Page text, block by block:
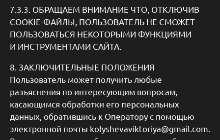
7.3.3. ОБРАЩАЕМ ВНИМАНИЕ ЧТО, ОТКЛЮЧИВ
COOKIE-ФАЙЛЫ, ПОЛЬЗОВАТЕЛЬ НЕ СМОЖЕТ
ПОЛЬЗОВАТЬСЯ НЕКОТОРЫМИ ФУНКЦИЯМИ
И ИНСТРУМЕНТАМИ САЙТА.
8. ЗАКЛЮЧИТЕЛЬНЫЕ ПОЛОЖЕНИЯ
Пользователь может получить любые
разъяснения по интересующим вопросам,
касающимся обработки его персональных
данных, обратившись к Оператору с помощью
электронной почты kolyshevaviktoriya@gmail.com.